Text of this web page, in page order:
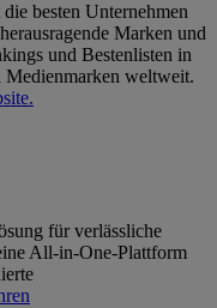
besten Unternehmen
Marken und
und Bestenlisten in
Medienmarken weltweit.
für verlässliche
All-in-One-Plattform